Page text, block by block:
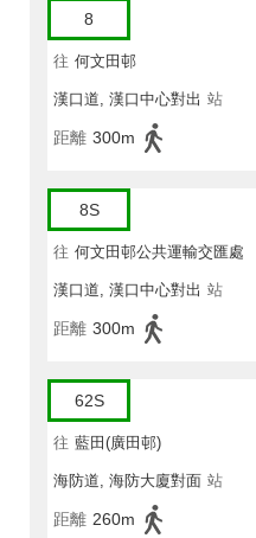
8
往 何文田邨
漢口道, 漢口中心對出 站
距離 300m
8S
往 何文田邨公共運輸交匯處
漢口道, 漢口中心對出 站
距離 300m
62S
往 藍田(廣田邨)
海防道, 海防大廈對面 站
距離 260m